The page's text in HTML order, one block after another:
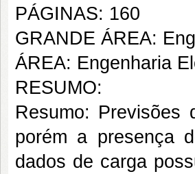
PÁGINAS: 160
GRANDE ÁREA:
ÁREA: Engenharia
RESUMO:
Resumo: Previsões
porém a presença
dados de carga